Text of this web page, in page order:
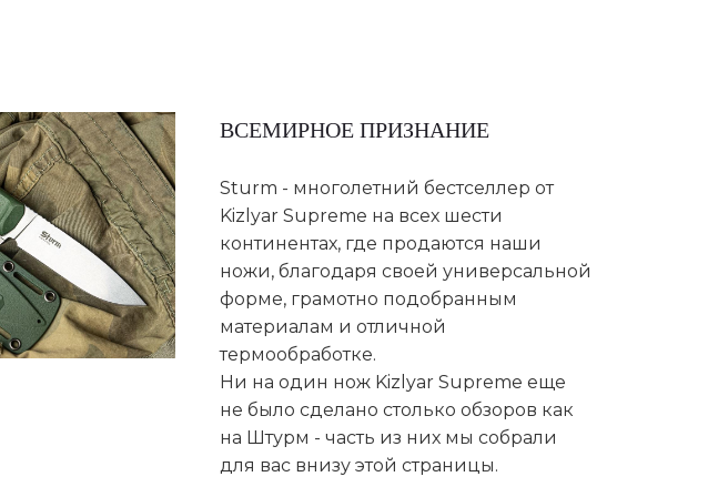
ВСЕМИРНОЕ ПРИЗНАНИЕ
Sturm - многолетний бестселлер от
Kizlyar Supreme на всех шести
континентах, где продаются наши
ножи, благодаря своей универсальной
форме, грамотно подобранным
материалам и отличной
термообработке.
Ни на один нож Kizlyar Supreme еще
не было сделано столько обзоров как
на Штурм - часть из них мы собрали
для вас внизу этой страницы.